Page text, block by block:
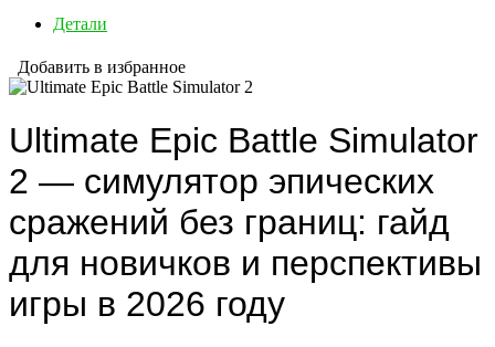
Детали
Добавить в избранное
Ultimate Epic Battle Simulator
2 — симулятор эпических
сражений без границ: гайд
для новичков и перспективы
игры в 2026 году